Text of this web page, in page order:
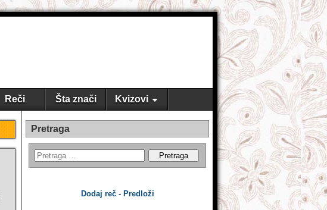
Reči Šta znači Kvizovi
Pretraga
Dodaj reč - Predloži